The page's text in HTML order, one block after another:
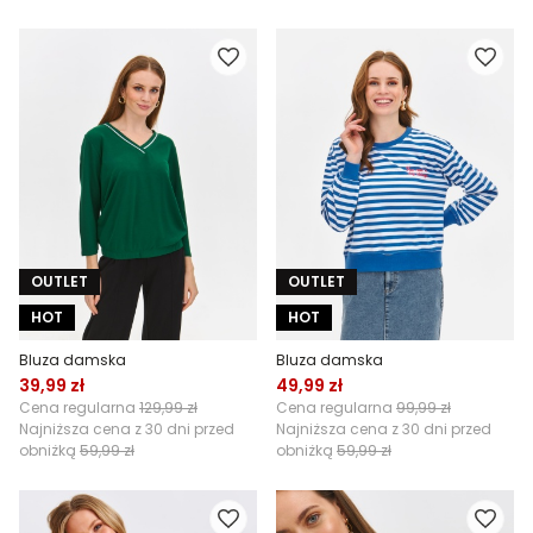
OUTLET
HOT
Bluza damska
39,99 zł
Cena regularna 129,99 zł
Najniższa cena z 30 dni przed
obniżką 59,99 zł
OUTLET
HOT
Bluza damska
49,99 zł
Cena regularna 99,99 zł
Najniższa cena z 30 dni przed
obniżką 59,99 zł